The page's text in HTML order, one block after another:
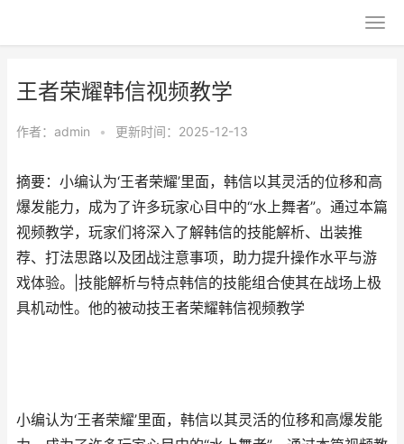
王者荣耀韩信视频教学
作者： admin • 更新时间：2025-12-13
摘要：小编认为‘王者荣耀’里面，韩信以其灵活的位移和高
爆发能力，成为了许多玩家心目中的“水上舞者”。通过本篇
视频教学，玩家们将深入了解韩信的技能解析、出装推
荐、打法思路以及团战注意事项，助力提升操作水平与游
戏体验。|技能解析与特点韩信的技能组合使其在战场上极
具机动性。他的被动技王者荣耀韩信视频教学
小编认为‘王者荣耀’里面，韩信以其灵活的位移和高爆发能